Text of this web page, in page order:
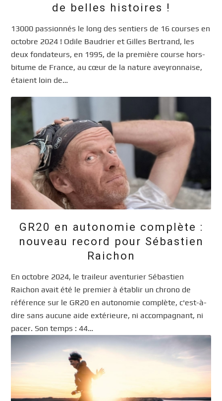
de belles histoires !
13000 passionnés le long des sentiers de 16 courses en
octobre 2024 ! Odile Baudrier et Gilles Bertrand, les
deux fondateurs, en 1995, de la première course hors-
bitume de France, au cœur de la nature aveyronnaise,
étaient loin de…
GR20 en autonomie complète :
nouveau record pour Sébastien
Raichon
En octobre 2024, le traileur aventurier Sébastien
Raichon avait été le premier à établir un chrono de
référence sur le GR20 en autonomie complète, c'est-à-
dire sans aucune aide extérieure, ni accompagnant, ni
pacer. Son temps : 44…